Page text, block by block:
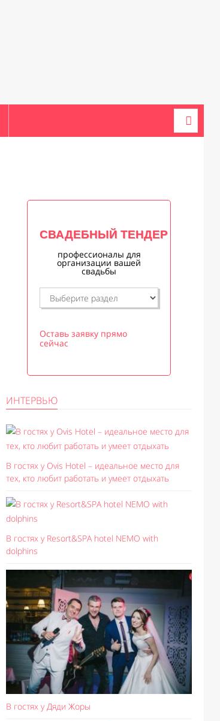
СВАДЕБНЫЙ ТЕНДЕР
профессионалы для
организации вашей
свадьбы
Оставь заявку прямо
сейчас
ИНТЕРВЬЮ
В гостях у Ovis Hotel – идеальное место для
тех, кто любит работать и умеет отдыхать
В гостях у Resort&SPA hotel NEMO with
dolphins
В гостях у Дяди Жоры